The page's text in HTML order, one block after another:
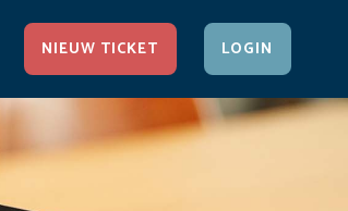
NIEUW TICKET LOGIN